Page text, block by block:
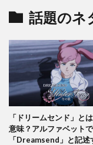
話題のネ
「ドリームセンド」と
意味？アルファベットで
「Dreamsend」と記述